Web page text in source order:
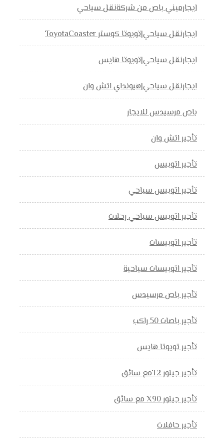
ايجارميني باص من شركةنقل سياحي
ايجارنقل سياحي|تويوتا كوستر ToyotaCoaster
ايجارنقل سياحي|تويوتا هايس
ايجارنقل سياحي|هيونداي اتش وان
باص مرسيدس للايجار
تأجير اتش وان
تأجير اتوبيس
تأجير اتوبيس سياحي
تأجير اتوبيس سياحي رحلات
تأجير اتوبيسات
تأجير اتوبيسات سياحية
تأجير باص مرسيدس
تأجير باصات 50 راكب
تأجير تويوتا هايس
تأجير جيتور T2مع سائق
تأجير جيتور X90 مع سائق
تأجير حافلات